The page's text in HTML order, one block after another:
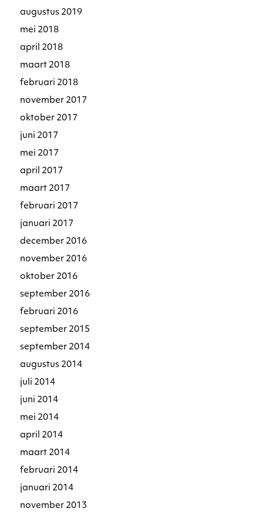
augustus 2019
mei 2018
april 2018
maart 2018
februari 2018
november 2017
oktober 2017
juni 2017
mei 2017
april 2017
maart 2017
februari 2017
januari 2017
december 2016
november 2016
oktober 2016
september 2016
februari 2016
september 2015
september 2014
augustus 2014
juli 2014
juni 2014
mei 2014
april 2014
maart 2014
februari 2014
januari 2014
november 2013